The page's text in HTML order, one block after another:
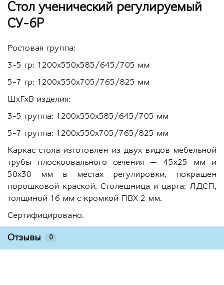
Стол ученический регулируемый
СУ-6Р
Ростовая группа:
3-5 гр: 1200х550х585/645/705 мм
5-7 гр: 1200х550х705/765/825 мм
ШхГхВ изделия:
3-5 группа: 1200х550х585/645/705 мм
5-7 группа: 1200х550х705/765/825 мм
Каркас стола изготовлен из двух видов мебельной
трубы плоскоовального сечения — 45х25 мм и
50х30 мм в местах регулировки, покрашен
порошковой краской. Столешница и царга: ЛДСП,
толщиной 16 мм с кромкой ПВХ 2 мм.
Сертифицировано.
Отзывы 0